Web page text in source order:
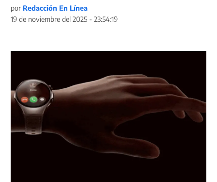
por Redacción En Línea
19 de noviembre del 2025 - 23:54:19